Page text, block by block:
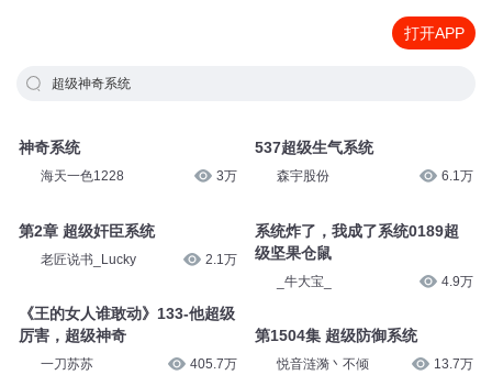
打开APP
超级神奇系统
神奇系统
海天一色1228 3万
第2章 超级奸臣系统
老匠说书_Lucky 2.1万
《王的女人谁敢动》133-他超级
厉害，超级神奇
一刀苏苏 405.7万
537超级生气系统
森宇股份 6.1万
系统炸了，我成了系统0189超
级坚果仓鼠
_牛大宝_ 4.9万
第1504集 超级防御系统
悦音涟漪丶不倾 13.7万